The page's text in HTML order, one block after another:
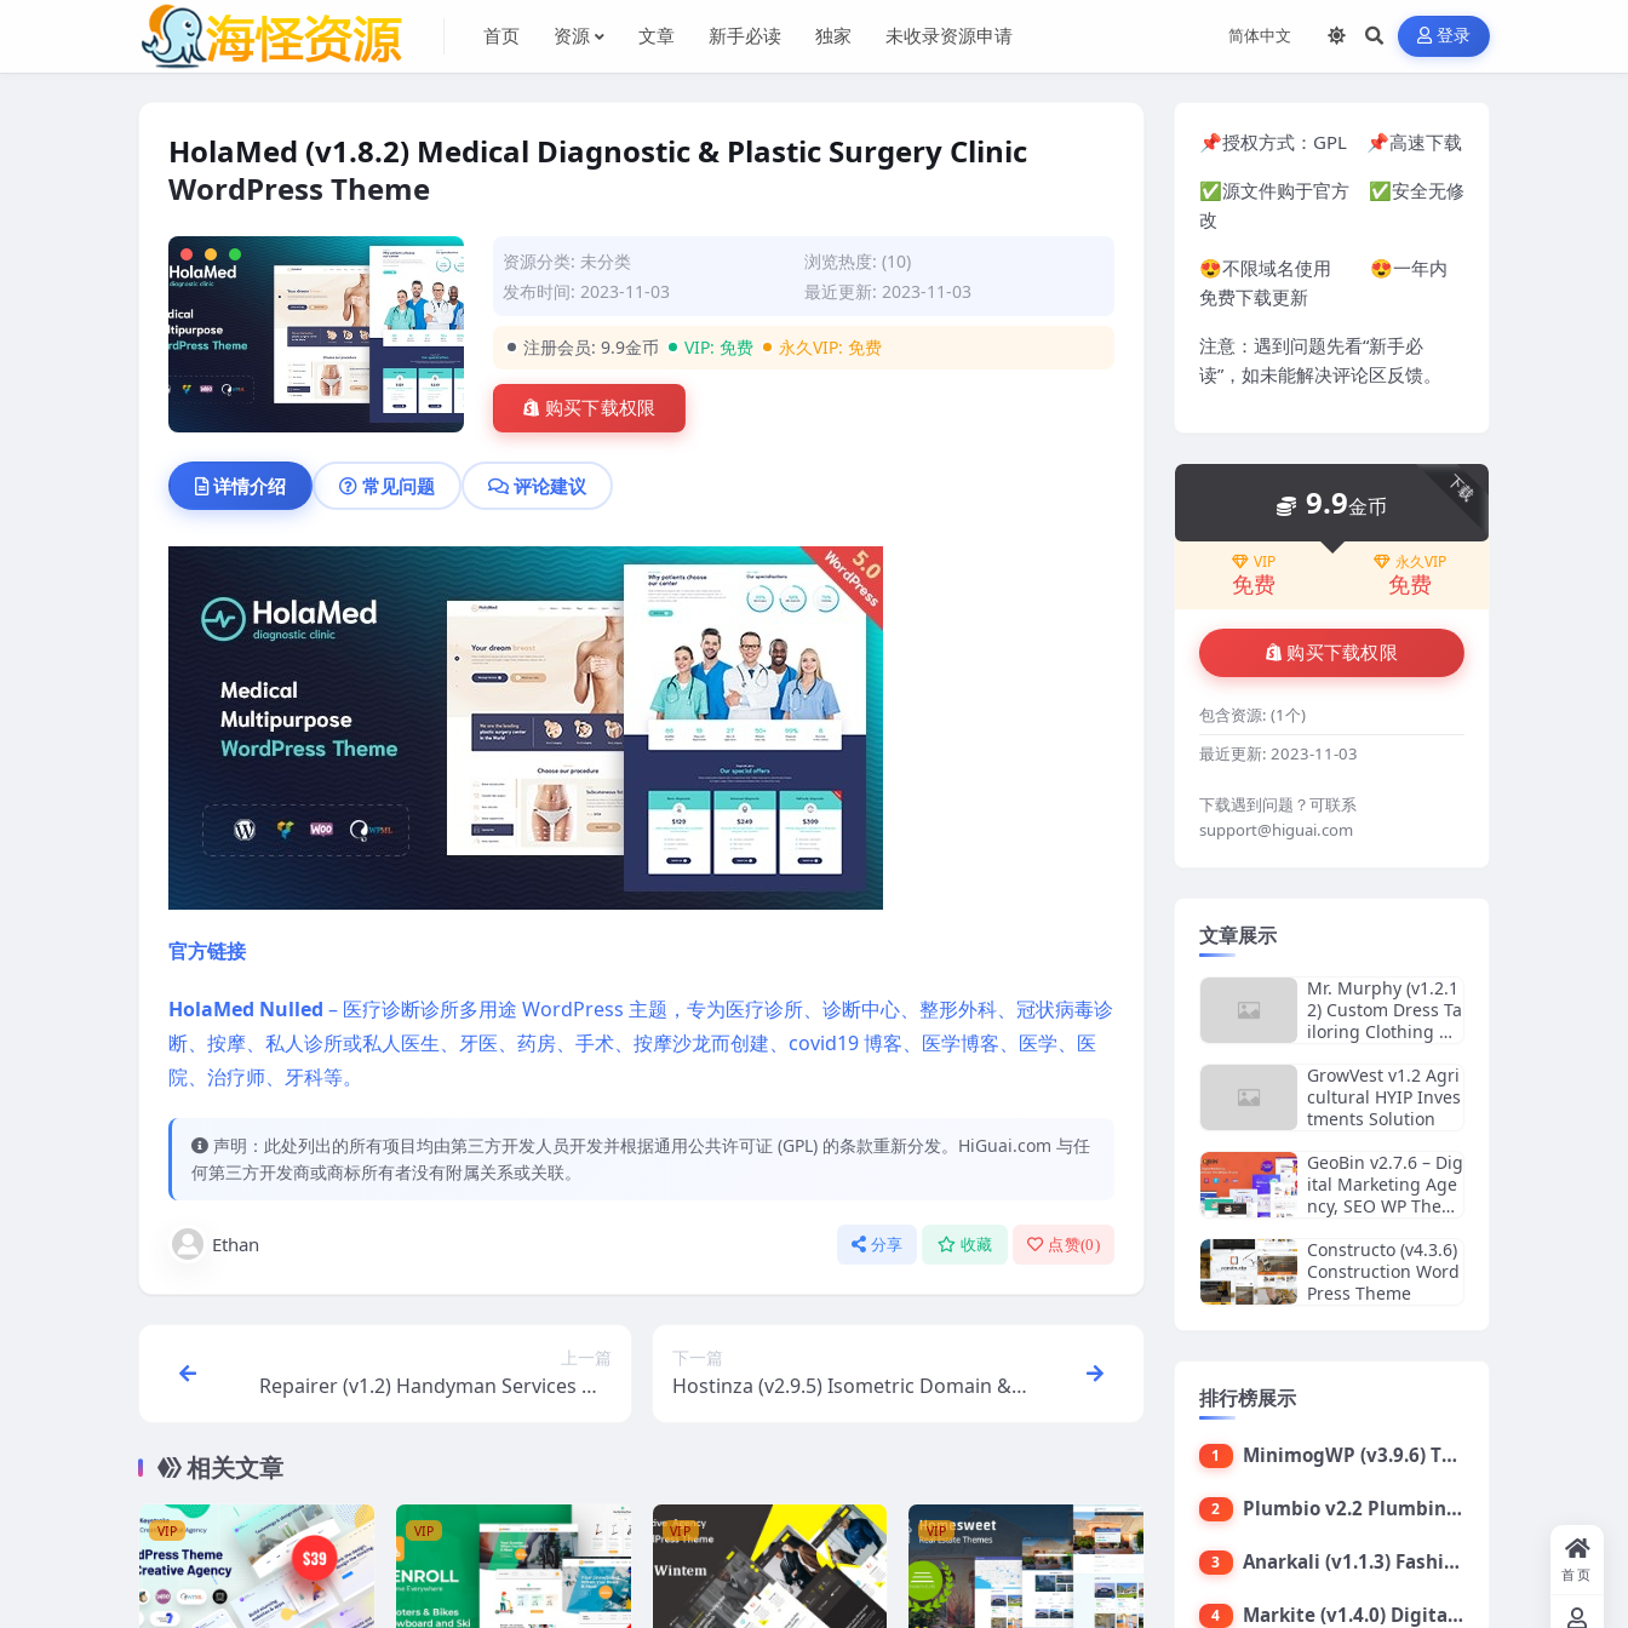
首页 资源 文章 新手必读 独家 未收录资源申请 登录
HolaMed (v1.8.2) Medical Diagnostic & Plastic Surgery Clinic
WordPress Theme
资源分类: 未分类
浏览热度: (10)
发布时间: 2023-11-03
最近更新: 2023-11-03
注册会员:9.9金币 VIP:免费 永久VIP:免费
购买下载权限
详情介绍 常见问题 评论建议
官方链接
HolaMed Nulled – 医疗诊断诊所多用途 WordPress 主题，专为医疗诊所、诊断中心、整形外科、冠状病毒诊
断、按摩、私人诊所或私人医生、牙医、药房、手术、按摩沙龙而创建、covid19 博客、医学博客、医学、医
院、治疗师、牙科等。
声明：此处列出的所有项目均由第三方开发人员开发并根据通用公共许可证 (GPL) 的条款重新分发。HiGuai.com 与任
何第三方开发商或商标所有者没有附属关系或关联。
Ethan 分享 收藏 点赞(0)
上一篇
Repairer (v1.2) Handyman Services Wo
下一篇
Hostinza (v2.9.5) Isometric Domain &
相关文章
VIP VIP VIP VIP
📌授权方式： GPL 📌高速下载
✅源文件购于官方 ✅安全无修
改
😍不限域名使用 😍一年内
免费下载更新
注意：遇到问题先看“新手必
读”，如未能解决评论区反馈。
下载
9.9金币
VIP
免费
永久VIP
免费
购买下载权限
包含资源: (1个)
最近更新: 2023-11-03
下载遇到问题？可联系
support@higuai.com
文章展示
Mr. Murphy (v1.2.1
2) Custom Dress Ta
iloring Clothing W
GrowVest v1.2 Agri
cultural HYIP Inves
tments Solution
GeoBin v2.7.6 – Dig
ital Marketing Age
ncy, SEO WP Them
Constructo (v4.3.6)
Construction Word
Press Theme
排行榜展示
1 MinimogWP (v3.9.6) The High Converting eCommerce WordPress Theme
2 Plumbio v2.2 Plumbing Services WordPress Theme
3 Anarkali (v1.1.3) Fashion Shop Ecommerce Elementor Theme
4 Markite (v1.4.0) Digital Marketplace WordPress Theme
首页